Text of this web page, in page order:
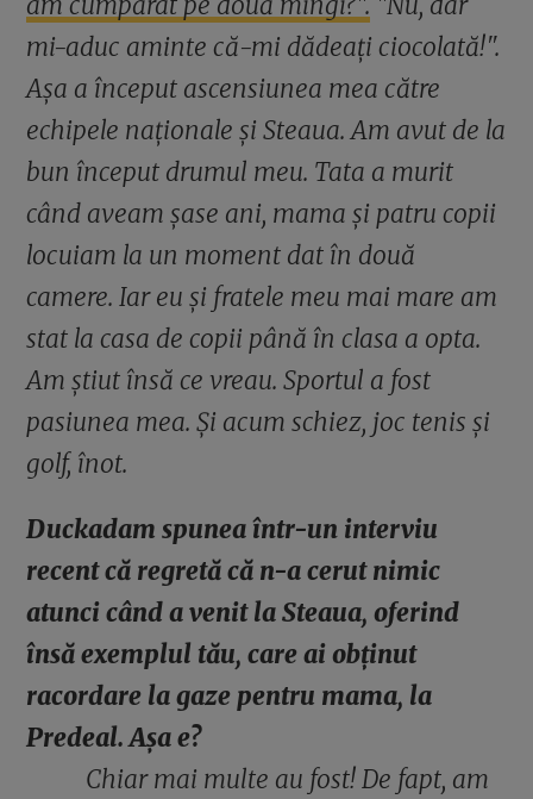
mi-aduc aminte că-mi dădeați ciocolată!".
Așa a început ascensiunea mea către
echipele naționale și Steaua. Am avut de la
bun început drumul meu. Tata a murit
când aveam șase ani, mama și patru copii
locuiam la un moment dat în două
camere. Iar eu și fratele meu mai mare am
stat la casa de copii până în clasa a opta.
Am știut însă ce vreau. Sportul a fost
pasiunea mea. Și acum schiez, joc tenis și
golf, înot.
Duckadam spunea într-un interviu
recent că regretă că n-a cerut nimic
atunci când a venit la Steaua, oferind
însă exemplul tău, care ai obținut
racordare la gaze pentru mama, la
Predeal. Așa e?
Chiar mai multe au fost! De fapt, am